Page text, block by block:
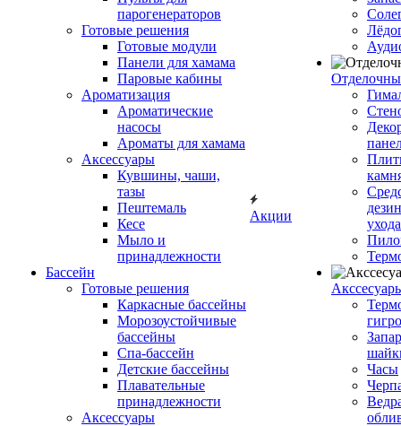
парогенераторов
Готовые решения
Готовые модули
Панели для хамама
Паровые кабины
Ароматизация
Ароматические
насосы
Ароматы для хамама
Аксессуары
Кувшины, чаши,
тазы
Пештемаль
Кесе
Мыло и
принадлежности
Бассейн
Готовые решения
Каркасные бассейны
Морозоустойчивые
бассейны
Спа-бассейн
Детские бассейны
Плавательные
принадлежности
Аксессуары
Акции
ухода
Часы